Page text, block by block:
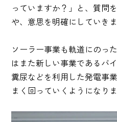
っていますか？」と、質問
や、意思を明確にしていきま
ソーラー事業も軌道にのっ
はまた新しい事業であるバ
糞尿などを利用した発電事
まく回っていくようになりま